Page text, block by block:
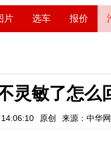
片 选车 报价
灵敏了怎么
原创 来源：中华网